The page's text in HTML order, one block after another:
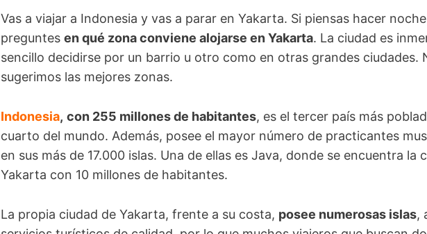
Vas a viajar a Indonesia y vas a parar en Yakarta. Si piensas hacer
preguntes en qué zona conviene alojarse en Yakarta. La ciudad es
sencillo decidirse por un barrio u otro como en otras grandes ciudades.
sugerimos las mejores zonas.
Indonesia, con 255 millones de habitantes, es el tercer país más
cuarto del mundo. Además, posee el mayor número de practicantes
en sus más de 17.000 islas. Una de ellas es Java, donde se encuentra la
Yakarta con 10 millones de habitantes.
La propia ciudad de Yakarta, frente a su costa, posee numerosas islas,